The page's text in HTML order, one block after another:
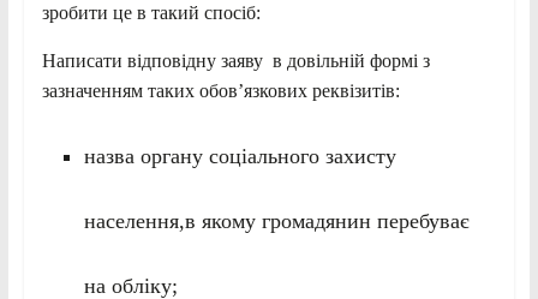
зробити це в такий спосіб:
Написати відповідну заяву в довільній формі з
зазначенням таких обов’язкових реквізитів:
назва органу соціального захисту
населення,в якому громадянин перебуває
на обліку;